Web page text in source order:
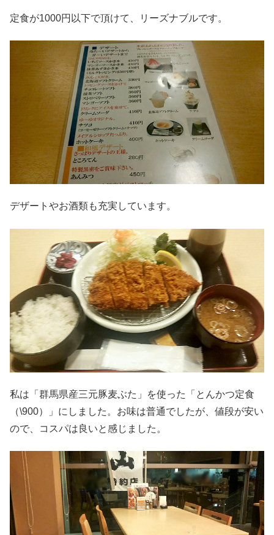
定食が1000円以下で頂けて、リーズナブルです。
デザートやお酒類も充実しています。
私は「群馬県産三元豚麦ぶた」を使った「とんかつ定食
（\900）」にしました。お味は普通でしたが、値段が安い
ので、コスパは良いと感じました。